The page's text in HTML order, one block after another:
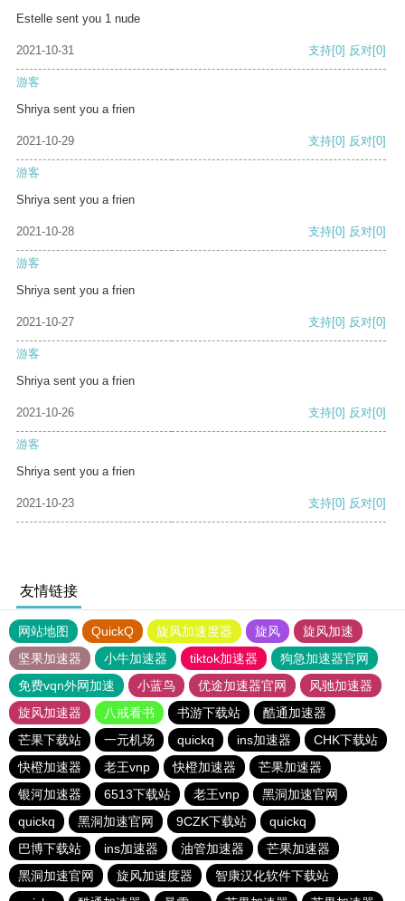
Estelle sent you 1 nude
2021-10-31 支持[0] 反对[0]
游客
Shriya sent you a frien
2021-10-29 支持[0] 反对[0]
游客
Shriya sent you a frien
2021-10-28 支持[0] 反对[0]
游客
Shriya sent you a frien
2021-10-27 支持[0] 反对[0]
游客
Shriya sent you a frien
2021-10-26 支持[0] 反对[0]
游客
Shriya sent you a frien
2021-10-23 支持[0] 反对[0]
友情链接
网站地图 QuickQ 旋风加速度器 旋风
旋风加速
坚果加速器
小牛加速器 tiktok加速器
狗急加速器官网
免费vqn外网加速
小蓝鸟 优途加速器官网
风驰加速器
旋风加速器
八戒看书 书游下载站
酷通加速器
芒果下载站
一元机场 quickq ins加速器
CHK下载站
快橙加速器
老王vnp 快橙加速器
芒果加速器
银河加速器
6513下载站 老王vnp
黑洞加速官网
quickq
黑洞加速官网 9CZK下载站
quickq
巴博下载站
ins加速器 油管加速器
芒果加速器
黑洞加速官网
旋风加速度器
智康汉化软件下载站